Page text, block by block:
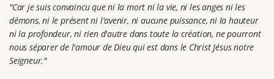
"Car je suis convaincu que ni la mort ni la vie, ni les anges ni les
démons, ni le présent ni l'avenir, ni aucune puissance, ni la hauteur
ni la profondeur, ni rien d'autre dans toute la création, ne pourront
nous séparer de l'amour de Dieu qui est dans le Christ Jésus notre
Seigneur."